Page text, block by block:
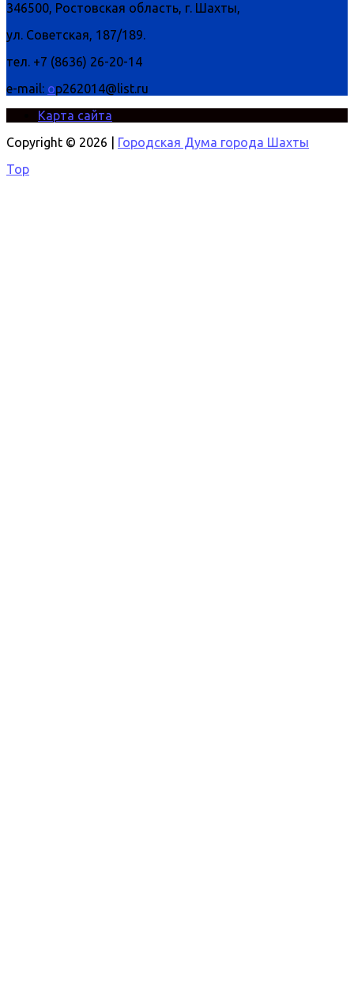
346500, Ростовская область, г. Шахты,
ул. Советская, 187/189.
тел. +7 (8636) 26-20-14
e-mail: op262014@list.ru
Карта сайта
Copyright © 2026 |
Городская Дума города Шахты
Top